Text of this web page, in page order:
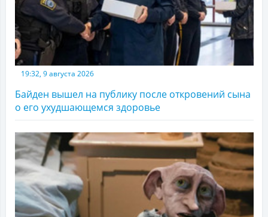
19:32, 9 августа 2026
Байден вышел на публику после откровений сына
о его ухудшающемся здоровье